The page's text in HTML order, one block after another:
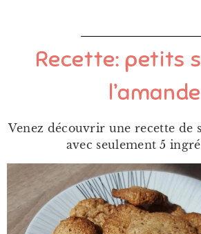
Recette: petits
l’amande
Venez découvrir une recette de
avec seulement 5